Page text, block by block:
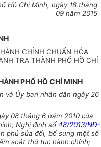
Hồ Chí Minh, ngày 18tháng
09năm 2015
CHÍNH CHUẨN HÓA
TRA THÀNH PHỐ HỒ CHÍ
PHỐ HỒ CHÍ MINH
và Ủy ban nhân dân ngày 26
08 tháng 6 năm 2010 của
Nghị định số48/2013/NĐ-
phủ sửa đổi, bổ sung một số
soát thủ tục hành chính;